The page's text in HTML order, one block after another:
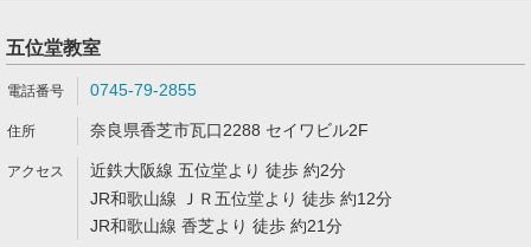
五位堂教室
0745-79-2855
奈良県香芝市瓦口2288 セイワビル2F
近鉄大阪線 五位堂より 徒歩 約2分
JR和歌山線 ＪＲ五位堂より 徒歩 約12分
JR和歌山線 香芝より 徒歩 約21分